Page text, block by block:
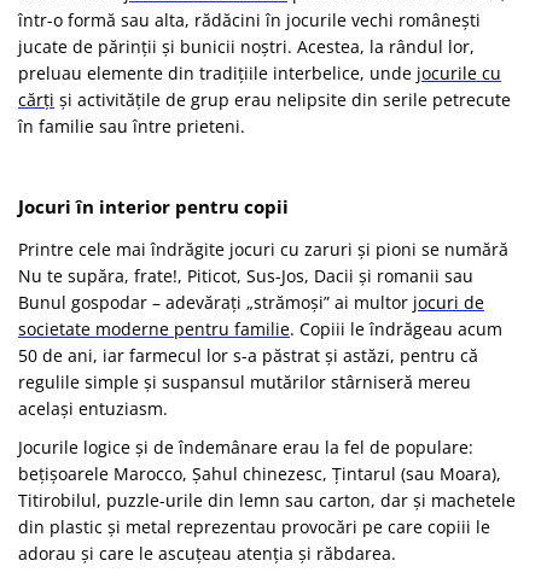
într-o formă sau alta, rădăcini în jocurile vechi românești
jucate de părinții și bunicii noștri. Acestea, la rândul lor,
preluau elemente din tradițiile interbelice, unde jocurile cu
cărți și activitățile de grup erau nelipsite din serile petrecute
în familie sau între prieteni.
Jocuri în interior pentru copii
Printre cele mai îndrăgite jocuri cu zaruri și pioni se numără
Nu te supăra, frate!, Piticot, Sus-Jos, Dacii și romanii sau
Bunul gospodar – adevărați „strămoși” ai multor jocuri de
societate moderne pentru familie. Copiii le îndrăgeau acum
50 de ani, iar farmecul lor s-a păstrat și astăzi, pentru că
regulile simple și suspansul mutărilor stârniseră mereu
același entuziasm.
Jocurile logice și de îndemânare erau la fel de populare:
bețișoarele Marocco, Șahul chinezesc, Țintarul (sau Moara),
Titirobilul, puzzle-urile din lemn sau carton, dar și machetele
din plastic și metal reprezentau provocări pe care copiii le
adorau și care le ascuțeau atenția și răbdarea.